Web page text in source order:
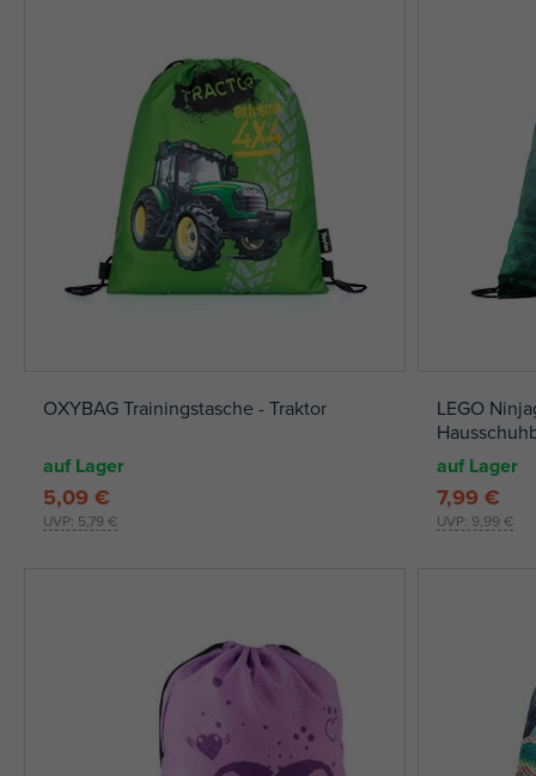
OXYBAG Trainingstasche - Traktor
auf Lager
UVP: 5,79 €
5,09 €
LEGO
auf Lager
UVP: 9,99 €
7,99 €